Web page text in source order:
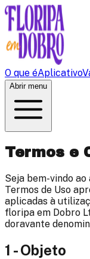
O que éAplicativo
Abrir menu
Termos e
Seja bem-vindo
Termos de Uso
aplicadas à
floripa em Dobro
doravante
1 - Objeto